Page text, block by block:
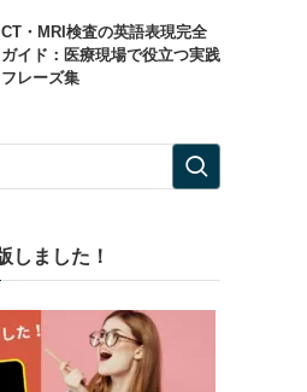
CT・MRI検査の英語表現完全
ガイド：医療現場で役立つ実践
フレーズ集
しました！